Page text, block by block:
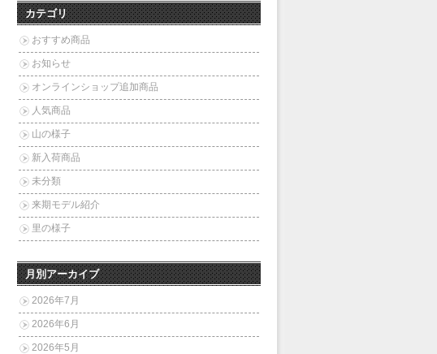
カテゴリ
おすすめ商品
お知らせ
オンラインショップ追加商品
人気商品
山の様子
新入荷商品
未分類
来期モデル紹介
里の様子
月別アーカイブ
2026年7月
2026年6月
2026年5月